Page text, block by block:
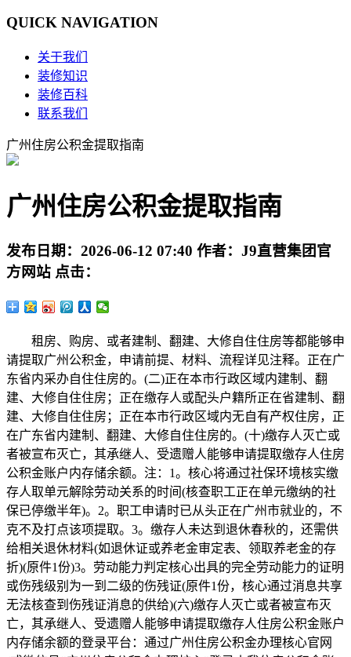
QUICK NAVIGATION
关于我们
装修知识
装修百科
联系我们
广州住房公积金提取指南
广州住房公积金提取指南
发布日期： 2026-06-12 07:40 作者： J9直营集团官
方网站 点击：
租房、购房、或者建制、翻建、大修自住住房等都能够申
请提取广州公积金，申请前提、材料、流程详见注释。正在广
东省内采办自住住房的。(二)正在本市行政区域内建制、翻
建、大修自住住房；正在缴存人或配头户籍所正在省建制、翻
建、大修自住住房；正在本市行政区域内无自有产权住房，正
在广东省内建制、翻建、大修自住住房的。(十)缴存人灭亡或
者被宣布灭亡，其承继人、受遗赠人能够申请提取缴存人住房
公积金账户内存储余额。注：1。核心将通过社保环境核实缴
存人取单元解除劳动关系的时间(核查职工正在单元缴纳的社
保已停缴半年)。2。职工申请时已从头正在广州市就业的，不
克不及打点该项提取。3。缴存人未达到退休春秋的，还需供
给相关退休材料(如退休证或养老金审定表、领取养老金的存
折)(原件1份)3。劳动能力判定核心出具的完全劳动能力的证明
或伤残级别为一到二级的伤残证(原件1份，核心通过消息共享
无法核查到伤残证消息的供给)(六)缴存人灭亡或者被宣布灭
亡，其承继人、受遗赠人能够申请提取缴存人住房公积金账户
内存储余额的登录平台：通过广州住房公积金办理核心官网